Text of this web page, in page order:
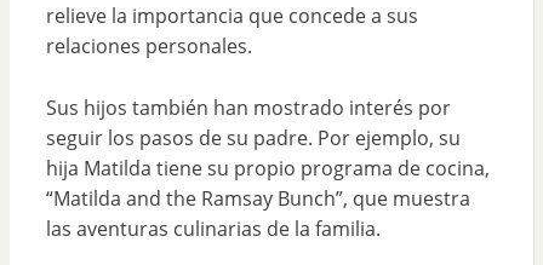
relieve la importancia que concede a sus
relaciones personales.
Sus hijos también han mostrado interés por
seguir los pasos de su padre. Por ejemplo, su
hija Matilda tiene su propio programa de cocina,
“Matilda and the Ramsay Bunch”, que muestra
las aventuras culinarias de la familia.